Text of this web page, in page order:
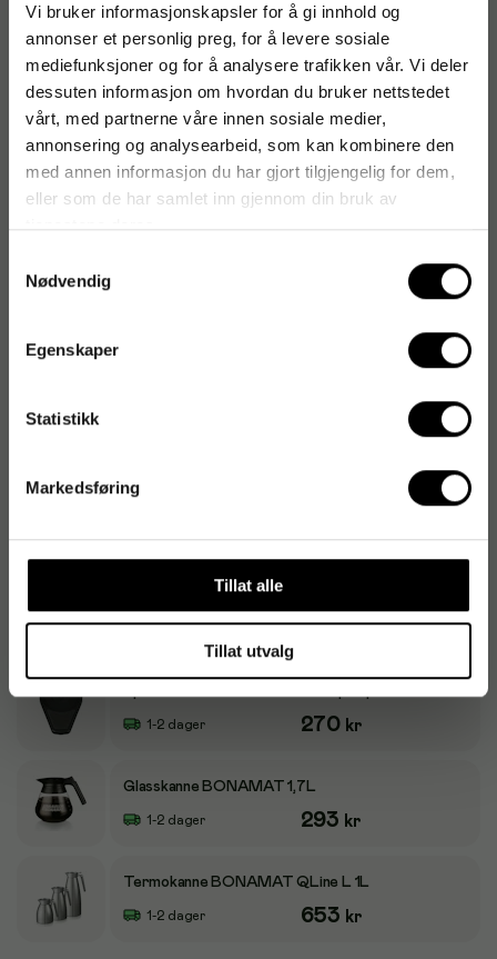
Vi bruker informasjonskapsler for å gi innhold og
annonser et personlig preg, for å levere sosiale
mediefunksjoner og for å analysere trafikken vår. Vi deler
dessuten informasjon om hvordan du bruker nettstedet
vårt, med partnerne våre innen sosiale medier,
annonsering og analysearbeid, som kan kombinere den
med annen informasjon du har gjort tilgjengelig for dem,
eller som de har samlet inn gjennom din bruk av
tjenestene deres.
Nødvendig
Egenskaper
Statistikk
Markedsføring
Tillat alle
Tillat utvalg
Kaffetrakter BONAMAT Mondo
6 897
Kaffetrakter BRAVILOR BONAMAT Novo 1,7L
1-2 dager 4 850kr
Pumpekanne BONAMAT Furento 2,2L sort
Kaffetrakter BONAMAT Mondo Twin
14 171
Måleskje BONAMAT 40gr
1-2 dager 37kr
1-2 dager 270 kr
Glasskanne BONAMAT 1,7L
1-2 dager 293 kr
Termokanne BONAMAT QLine L 1L
1-2 dager 653 kr